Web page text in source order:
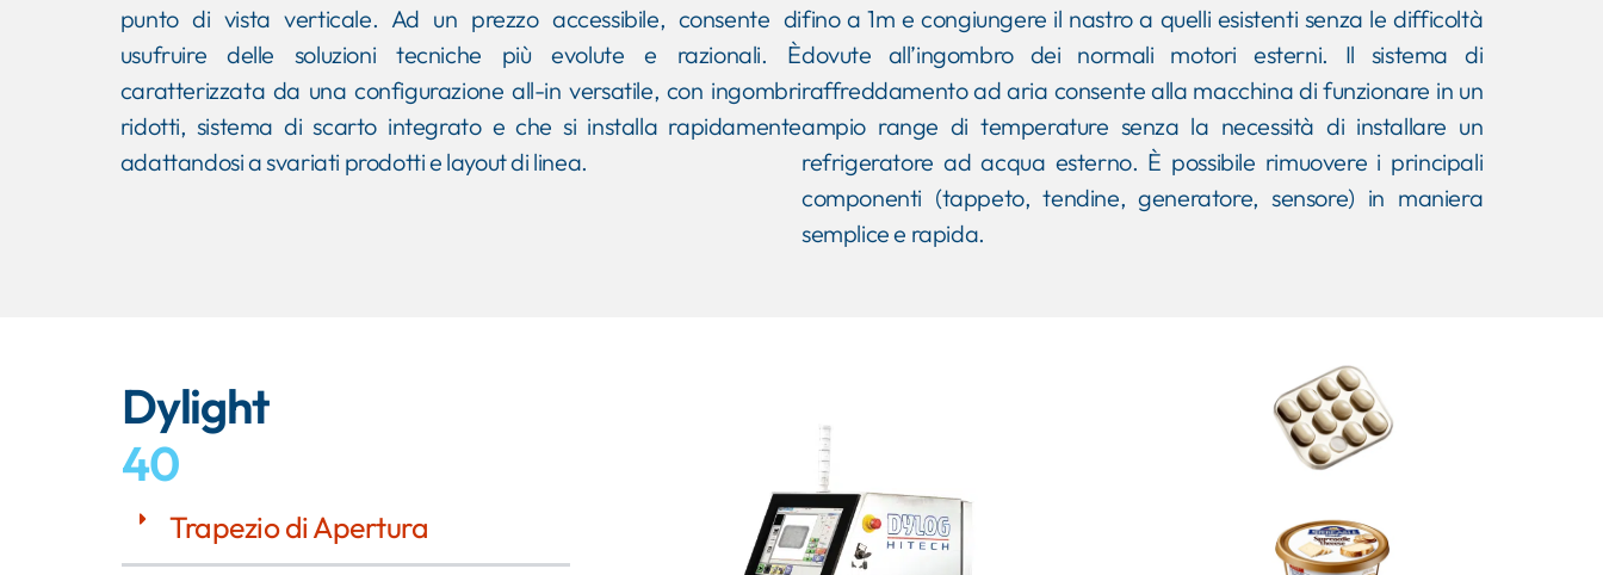
punto di vista verticale. Ad un prezzo accessibile, consente di
usufruire delle soluzioni tecniche più evolute e razionali. È
caratterizzata da una configurazione all-in versatile, con ingombri
ridotti, sistema di scarto integrato e che si installa rapidamente
adattandosi a svariati prodotti e layout di linea.
fino a 1m e congiungere il nastro a quelli esistenti senza le difficoltà
dovute all’ingombro dei normali motori esterni. Il sistema di
raffreddamento ad aria consente alla macchina di funzionare in un
ampio range di temperature senza la necessità di installare un
refrigeratore ad acqua esterno. È possibile rimuovere i principali
componenti (tappeto, tendine, generatore, sensore) in maniera
semplice e rapida.
Dylight
40
Trapezio di Apertura